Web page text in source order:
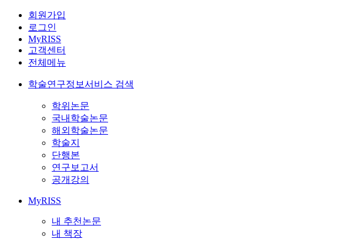
회원가입
로그인
MyRISS
고객센터
전체메뉴
학술연구정보서비스 검색
학위논문
국내학술논문
해외학술논문
학술지
단행본
연구보고서
공개강의
MyRISS
내 추천논문
내 책장